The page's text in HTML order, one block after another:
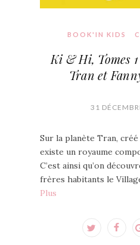
BOOK'IN KIDS
Ki & Hi, Tomes
Tran et
31
Sur la planète Tran,
existe un royaume
C’est ainsi qu’on
frères habitants le
Plus